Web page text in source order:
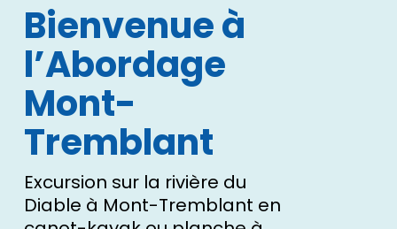
Bienvenue à
l’Abordage
Mont-
Tremblant
Excursion sur la rivière du
Diable à Mont-Tremblant en